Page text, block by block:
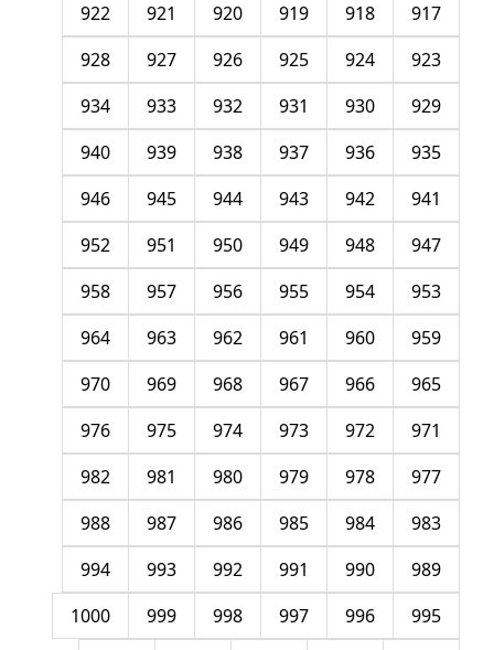
917
918
919
920
921
922
923
924
925
926
927
928
929
930
931
932
933
934
935
936
937
938
939
940
941
942
943
944
945
946
947
948
949
950
951
952
953
954
955
956
957
958
959
960
961
962
963
964
965
966
967
968
969
970
971
972
973
974
975
976
977
978
979
980
981
982
983
984
985
986
987
988
989
990
991
992
993
994
995
996
997
998
999
1000